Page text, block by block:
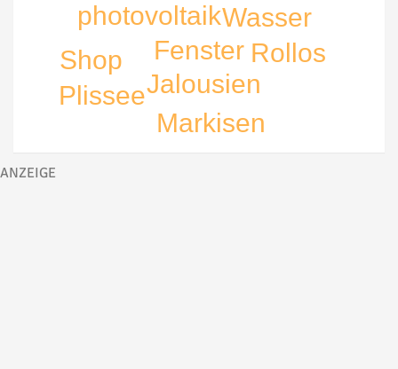
Fenster
Jalousien
Wasser
photovoltaik
Shop
Markisen
Rollos
Plissee